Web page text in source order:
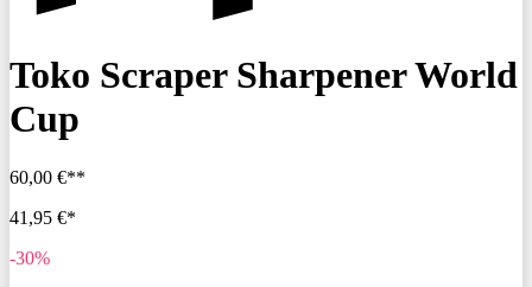
Toko Scraper Sharpener World
Cup
60,00 €**
41,95 €*
-30%